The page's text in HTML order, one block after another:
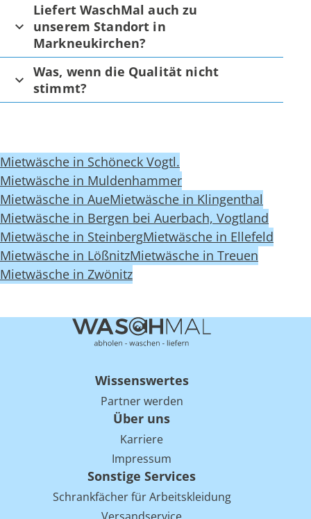
Liefert WaschMal auch zu
unserem Standort in
Markneukirchen?
Was, wenn die Qualität nicht
stimmt?
Mietwäsche in Schöneck Vogtl.
Mietwäsche in Muldenhammer
Mietwäsche in AueMietwäsche in Klingenthal
Mietwäsche in Bergen bei Auerbach, Vogtland
Mietwäsche in SteinbergMietwäsche in Ellefeld
Mietwäsche in LößnitzMietwäsche in Treuen
Mietwäsche in Zwönitz
Wissenswertes
Partner werden
Über uns
Karriere
Impressum
Sonstige Services
Schrankfächer für Arbeitskleidung